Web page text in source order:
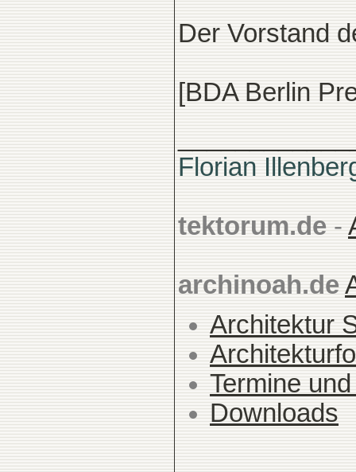
Der Vorstand
[BDA Berlin
Florian
tektorum.de -
archinoah.de
Architektur
Termine
Downloads